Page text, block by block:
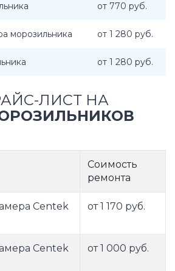
от 770 руб.
морозильника от 1 280 руб.
от 1 280 руб.
ЛИСТ НА
Соимость
ремонта
Centek
от 1 170 руб.
Centek
от 1 000 руб.